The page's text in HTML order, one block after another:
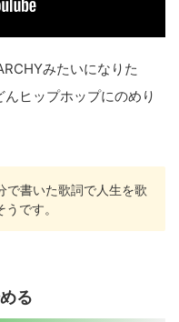
みたいになりた
ヒップホップにのめり
で書いた歌詞で人生を歌
です。
る